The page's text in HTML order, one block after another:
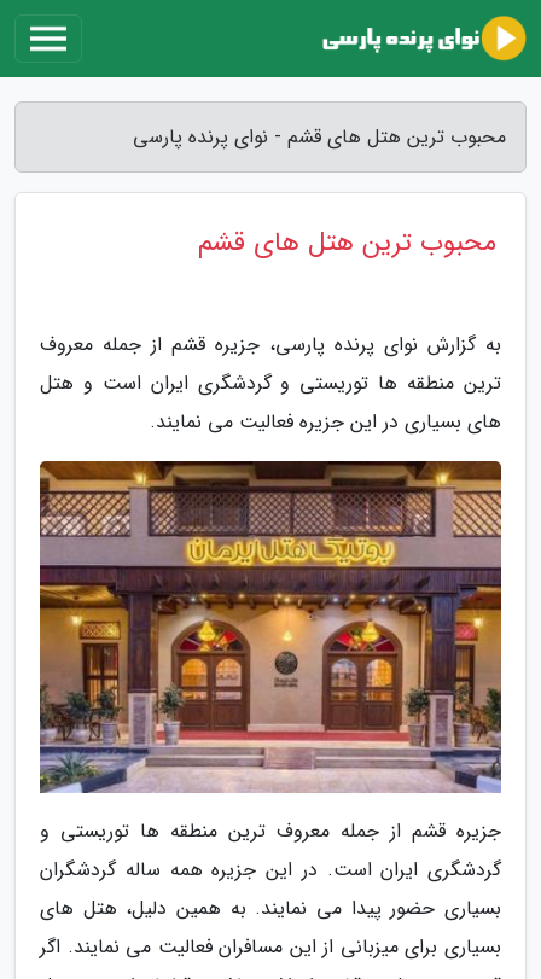
محبوب ترین هتل های قشم - نوای پرنده پارسی
محبوب ترین هتل های قشم
به گزارش نوای پرنده پارسی، جزیره قشم از جمله معروف
ترین منطقه ها توریستی و گردشگری ایران است و هتل
های بسیاری در این جزیره فعالیت می نمایند.
جزیره قشم از جمله معروف ترین منطقه ها توریستی و
گردشگری ایران است. در این جزیره همه ساله گردشگران
بسیاری حضور پیدا می نمایند. به همین دلیل، هتل های
بسیاری برای میزبانی از این مسافران فعالیت می نمایند. اگر